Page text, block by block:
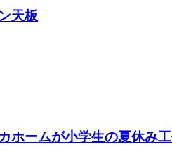
天板
ホームが小学生の夏休み